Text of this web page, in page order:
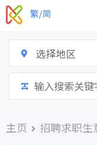
跳
到
繁/简
选择地区
主页 招聘求职生